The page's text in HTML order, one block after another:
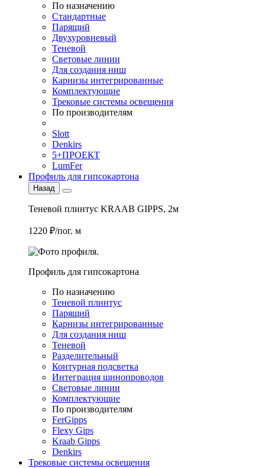
По назначению
Стандартные
Парящий
Двухуровневый
Теневой
Световые линии
Для создания ниш
Карнизы интегрированные
Комплектующие
Трековые системы освещения
По производителям
Slott
Denkirs
5+ПРОЕКТ
LumFer
Профиль для гипсокартона
Назад
Теневой плинтус KRAAB GIPPS, 2м
1220 ₽/пог. м
Профиль для гипсокартона
По назначению
Теневой плинтус
Парящий
Карнизы интегрированные
Для создания ниш
Теневой
Разделительный
Контурная подсветка
Интеграция шинопроводов
Световые линии
Комплектующие
По производителям
FerGipps
Flexy Gips
Kraab Gipps
Denkirs
Трековые системы освещения